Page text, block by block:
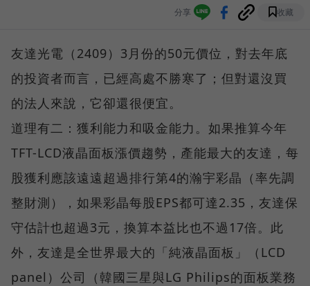
分享 收藏
友達光電（2409）3月份的50元價位，對去年底
的投資者而言，已經高處不勝寒了；但對還沒買
的法人來說，它卻還很便宜。
道理有二：獲利能力和吸金能力。如果推算今年
TFT-LCD液晶面板漲價趨勢，產能最大的友達，每
股獲利應該遠遠超過排行第4的瀚宇彩晶（率先調
整財測），如果彩晶每股EPS都可達2.35，友達保
守估計也超過3元，換算本益比也不過17倍。此
外，友達是全世界最大的「純液晶面板」（LCD
panel）公司（韓國三星與LG Philips的面板業務